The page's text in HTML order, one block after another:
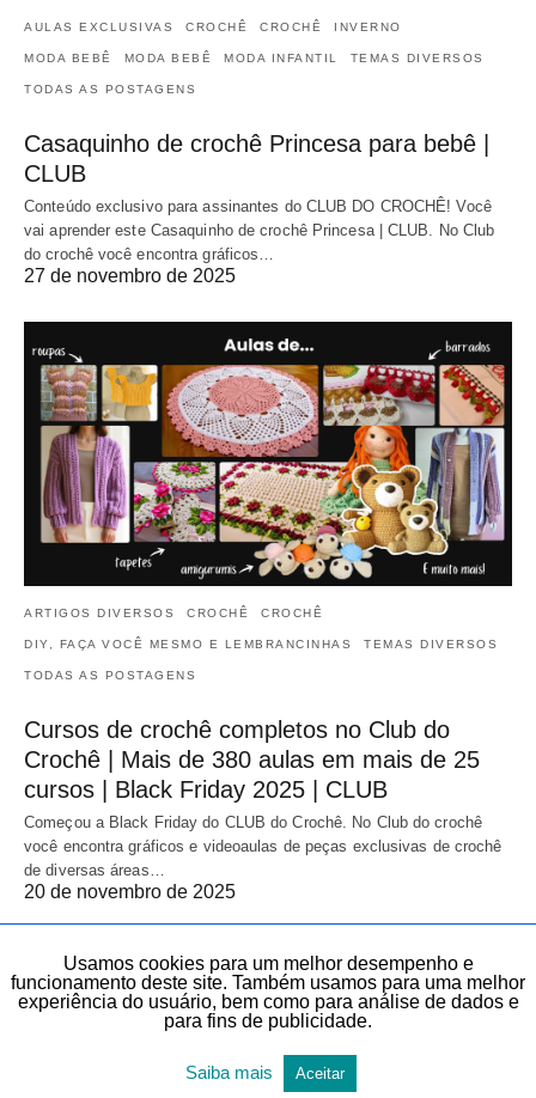
AULAS EXCLUSIVAS CROCHÊ CROCHÊ INVERNO
MODA BEBÊ MODA BEBÊ MODA INFANTIL TEMAS DIVERSOS
TODAS AS POSTAGENS
Casaquinho de crochê Princesa para bebê |
CLUB
Conteúdo exclusivo para assinantes do CLUB DO CROCHÊ! Você
vai aprender este Casaquinho de crochê Princesa | CLUB. No Club
do crochê você encontra gráficos…
27 de novembro de 2025
ARTIGOS DIVERSOS CROCHÊ CROCHÊ
DIY, FAÇA VOCÊ MESMO E LEMBRANCINHAS TEMAS DIVERSOS
TODAS AS POSTAGENS
Cursos de crochê completos no Club do
Crochê | Mais de 380 aulas em mais de 25
cursos | Black Friday 2025 | CLUB
Começou a Black Friday do CLUB do Crochê. No Club do crochê
você encontra gráficos e videoaulas de peças exclusivas de crochê
de diversas áreas…
20 de novembro de 2025
Usamos cookies para um melhor desempenho e
funcionamento deste site. Também usamos para uma melhor
experiência do usuário, bem como para análise de dados e
para fins de publicidade.
Saiba mais Aceitar